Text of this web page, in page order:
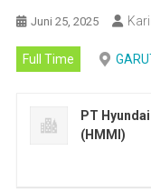
Juni 25, 2025
Full Time
PT
(HMMI)